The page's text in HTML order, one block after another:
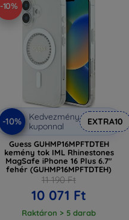
-10%
-10%
Kedvezmény
kuponnal
EXTRA10
Guess GUHMP16MPFTDTEH
kemény tok IML Rhinestones
MagSafe iPhone 16 Plus 6.7"
fehér (GUHMP16MPFTDTEH)
11 190 Ft
10 071 Ft
Raktáron > 5 darab